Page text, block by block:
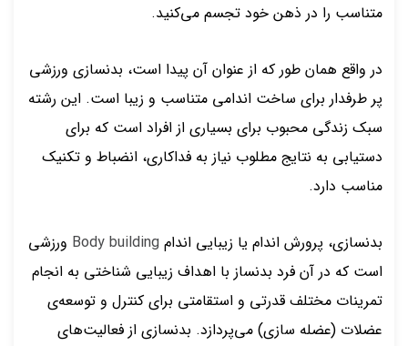
متناسب را در ذهن خود تجسم می‌کنید.
در واقع همان طور که از عنوان آن پیدا است، بدنسازی ورزشی
پر طرفدار برای ساخت اندامی متناسب و زیبا است. این رشته
سبک زندگی محبوب برای بسیاری از افراد است که برای
دستیابی به نتایج مطلوب نیاز به فداکاری، انضباط و تکنیک
مناسب دارد.
بدنسازی، پرورش اندام یا زیبایی اندام Body building ورزشی
است که در آن فرد بدنساز با اهداف زیبایی شناختی به انجام
تمرینات مختلف قدرتی و استقامتی برای کنترل و توسعه‌ی
عضلات (عضله سازی) می‌پردازد. بدنسازی از فعالیت‌های